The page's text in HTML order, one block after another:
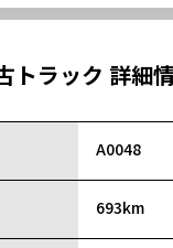
トラック 詳細
A0048
693km